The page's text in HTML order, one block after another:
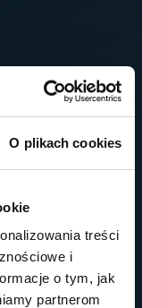
O plikach cookies
treści
i
o tym, jak
partnerom